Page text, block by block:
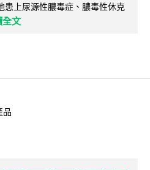
患上尿源性膿毒症、膿毒性休克
全文
品